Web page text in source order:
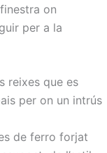
on
per a la
reixes que es
per on un intrús
de ferro forjat